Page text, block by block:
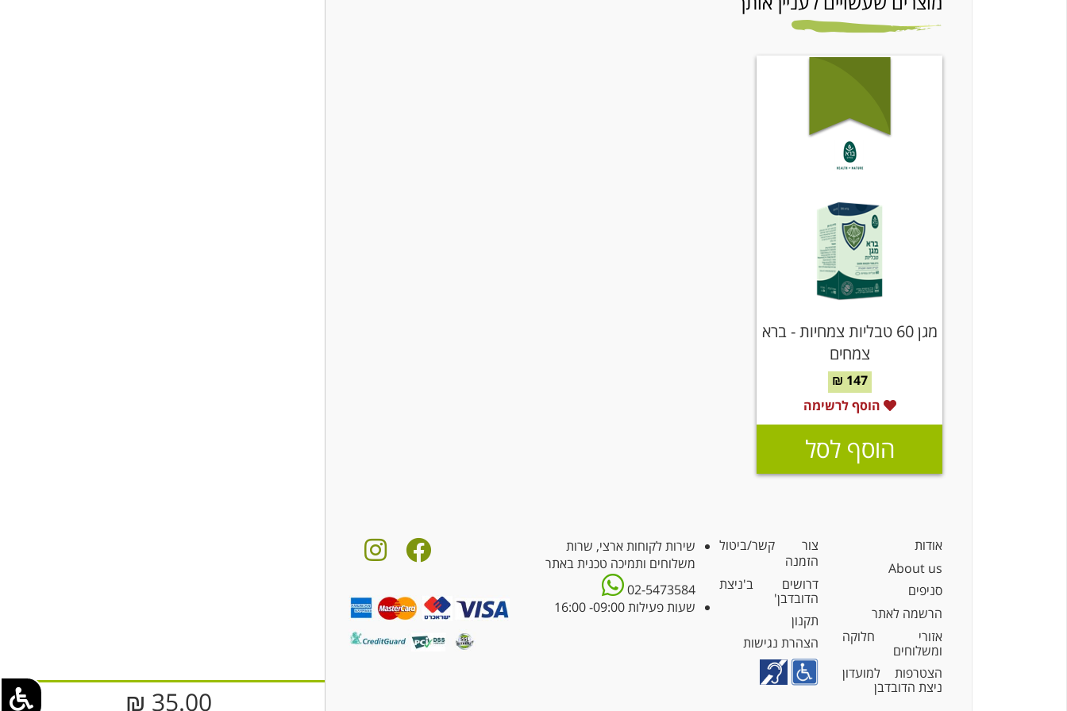
מגן 60 טבליות צמחיות - ברא
צמחים
147 ₪
הוסף לרשימה
הוסף לסל
אודות
About us
סניפים
הרשמה לאתר
אזורי חלוקה
ומשלוחים
הצטרפות למועדון
ניצת הדובדבן
צור קשר/ביטול
הזמנה
דרושים ב'ניצת
הדובדבן'
תקנון
הצהרת נגישות
שירות לקוחות ארצי, שרות
משלוחים ותמיכה טכנית באתר
02-5473584
שעות פעילות 09:00- 16:00